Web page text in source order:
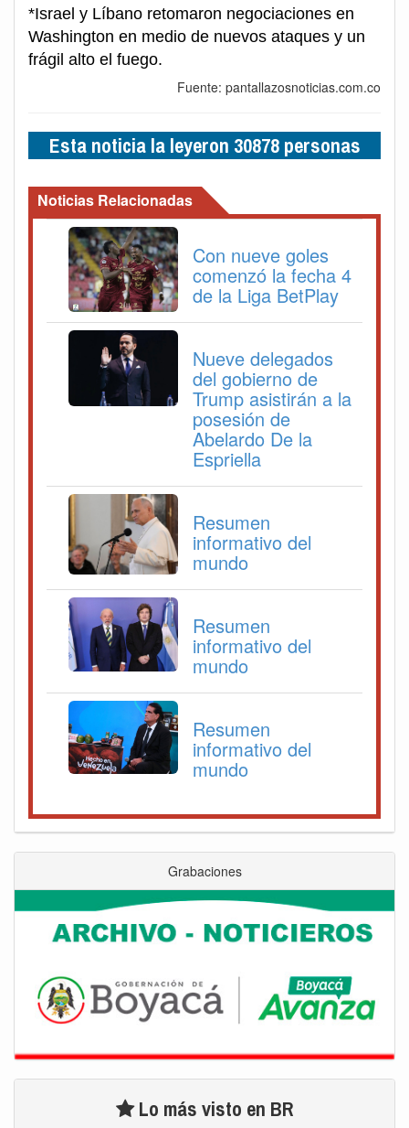
*Israel y Líbano retomaron negociaciones en
Washington en medio de nuevos ataques y un
frágil alto el fuego.
Fuente: pantallazosnoticias.com.co
Esta noticia la leyeron 30878 personas
Noticias Relacionadas
Con nueve goles
comenzó la fecha 4
de la Liga BetPlay
Nueve delegados
del gobierno de
Trump asistirán a la
posesión de
Abelardo De la
Espriella
Resumen
informativo del
mundo
Resumen
informativo del
mundo
Resumen
informativo del
mundo
Grabaciones
Lo más visto en BR